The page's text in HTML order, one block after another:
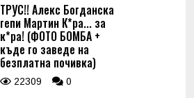
ТРУС!! Алекс Богданска
гепи Мартин К*ра... за
к*ра! (ФОТО БОМБА +
къде го заведе на
безплатна почивка)
22309 0